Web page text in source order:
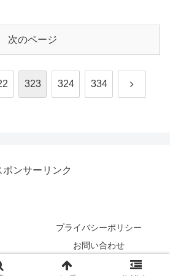
次のページ
323 324 334 次
ポンサーリンク
プライバシーポリシー
お問い合わせ
んびり行こうよ！ All Rights Reserved.